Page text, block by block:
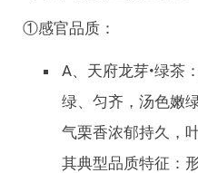
①感官品质：
A、天府龙芽•绿茶
绿、匀齐，汤色嫩
气栗香浓郁持久，
其典型品质特征：